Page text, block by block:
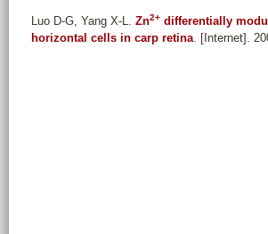
Luo D-G, Yang X-L. Zn2+ differentially
horizontal cells in carp retina. [Internet].